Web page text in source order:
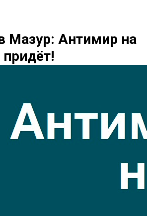
Мазур: Антимир на